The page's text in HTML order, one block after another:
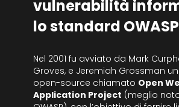
vulnerabilità
lo standard OWASP
Nel 2001 fu avviato da Mark
Groves, e Jeremiah Grossman
open-source chiamato Open
Application Project (meglio